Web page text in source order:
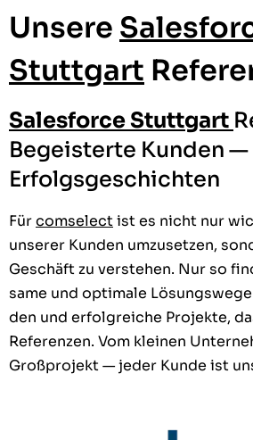
Unsere
Stuttgart
Salesforce Stuttgart
Begeisterte Kunden
Erfolgsgeschichten
Fürcom­s­e­lectist es nicht nur
unser­er Kun­den umzuset­zen,
Geschäft zu ver­ste­hen. Nur so
same und opti­male
den und erfol­gre­iche Pro­jek­te,
Ref­eren­zen. Vom kleinen
Großpro­jekt — jed­er Kunde ist